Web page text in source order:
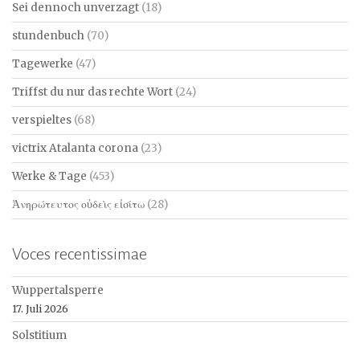
Sei dennoch unverzagt (18)
stundenbuch (70)
Tagewerke (47)
Triffst du nur das rechte Wort (24)
verspieltes (68)
victrix Atalanta corona (23)
Werke & Tage (453)
Ἀνηρώτευτος οὐδεὶς εἰσίτω (28)
Voces recentissimae
Wuppertalsperre
17. Juli 2026
Solstitium